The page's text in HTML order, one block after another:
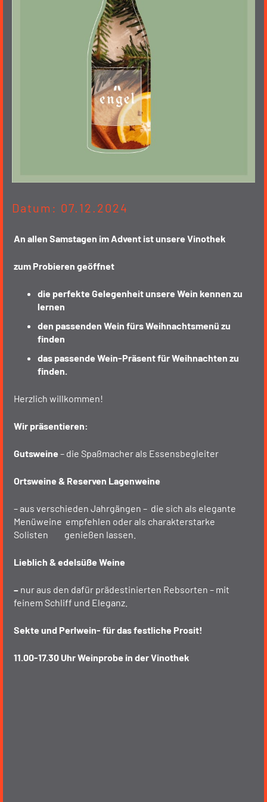
Datum: 07.12.2024
An allen Samstagen im Advent ist unsere Vinothek
zum Probieren geöffnet
die perfekte Gelegenheit unsere Wein kennen zu
lernen
den passenden Wein fürs Weihnachtsmenü zu
finden
das passende Wein-Präsent für Weihnachten zu
finden.
Herzlich willkommen!
Wir präsentieren:
Gutsweine – die Spaßmacher als Essensbegleiter
Ortsweine & Reserven Lagenweine
– aus verschieden Jahrgängen – die sich als elegante
Menüweine empfehlen oder als charakterstarke
Solisten genießen lassen.
Lieblich & edelsüße Weine
– nur aus den dafür prädestinierten Rebsorten – mit
feinem Schliff und Eleganz.
Sekte und Perlwein- für das festliche Prosit!
11.00-17.30 Uhr Weinprobe in der Vinothek